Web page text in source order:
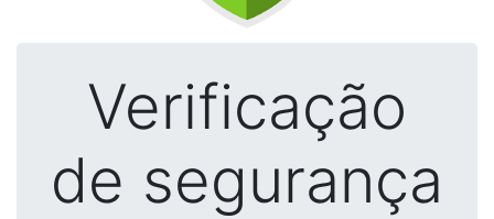
Verificação
de segurança